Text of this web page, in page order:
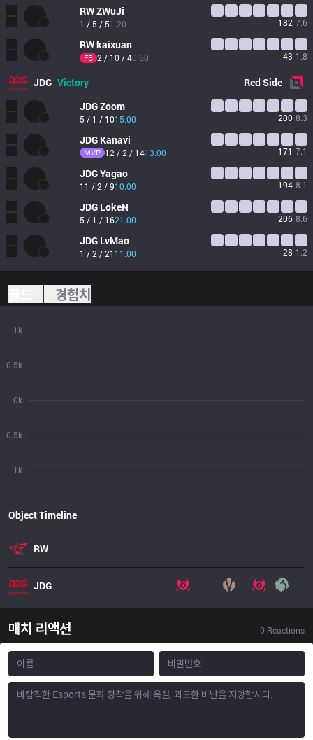
RWZWuJi
1 / 5 / 51.20 182 7.6
RWkaixuan
FB 2 / 10 / 40.60 43 1.8
JDG Victory RedSide
JDGZoom
5 / 1 / 1015.00 200 8.3
JDG Kanavi
MVP 12 / 2 / 1413.00 171 7.1
JDGYagao
11 / 2 / 910.00 194 8.1
JDG LokeN
5 / 1 / 1621.00 206 8.6
JDG LvMao
1 / 2 / 21 11.00 28 1.2
경험치
1k
0.5k
0k
0.5k
1k
Object Timeline
RW
JDG
매치 리액션 0 Reactions